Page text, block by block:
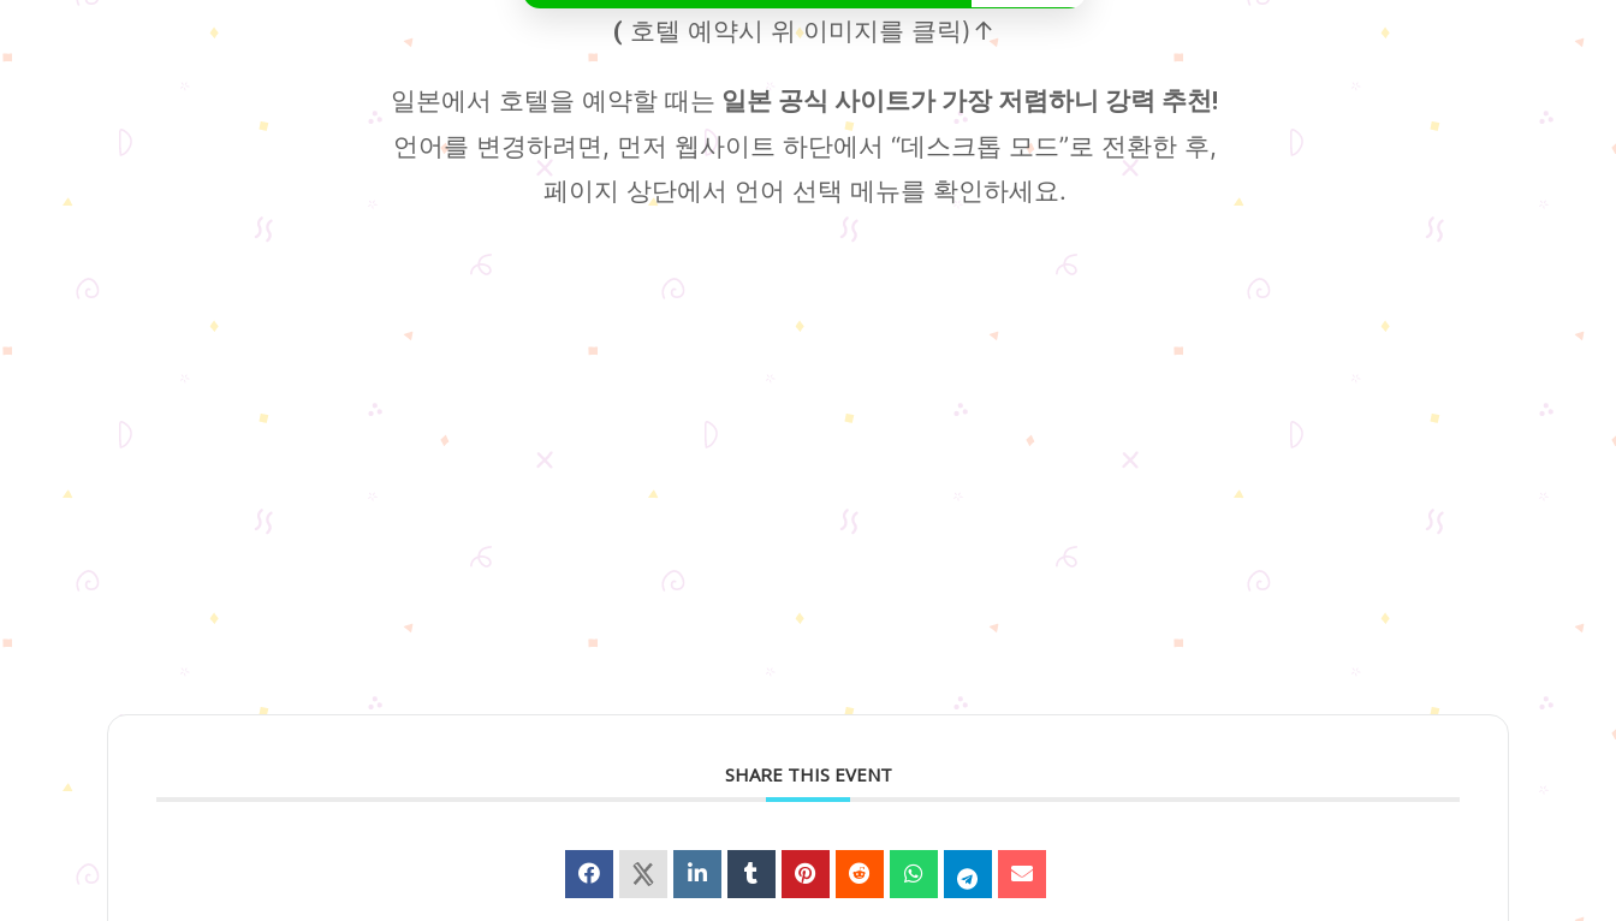
( 호텔 예약시 위 이미지를 클릭)↑
일본에서 호텔을 예약할 때는 일본 공식 사이트가 가장 저렴하니 강력 추천!
언어를 변경하려면, 먼저 웹사이트 하단에서 “데스크톱 모드”로 전환한 후,
페이지 상단에서 언어 선택 메뉴를 확인하세요.
SHARE THIS EVENT